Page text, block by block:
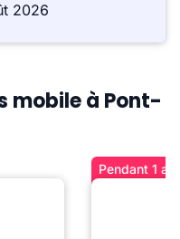
2026
mobile à Pont-
Pendant 1